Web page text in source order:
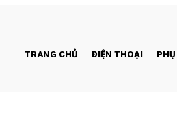
TRANG CHỦ ĐIỆN THOẠI